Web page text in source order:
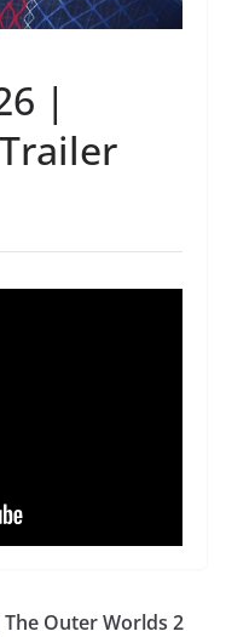
|
Outer Worlds 2